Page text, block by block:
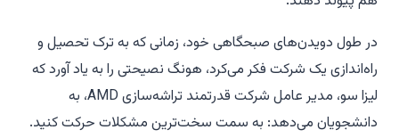
در طول دویدن‌های صبحگاهی خود، زمانی که به ترک تحصیل و
راه‌اندازی یک شرکت فکر می‌کرد، هونگ نصیحتی را به یاد آورد که
لیزا سو، مدیر عامل شرکت قدرتمند تراشه‌سازی AMD، به
دانشجویان می‌دهد: به سمت سخت‌ترین مشکلات حرکت کنید.